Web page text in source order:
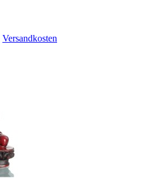
Versandkosten